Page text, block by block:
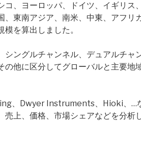
、ヨーロッパ、ドイツ、イギリス
東南アジア、南米、中東、アフリ
を算出しました。
ングルチャンネル、デュアルチャ
他に区分してグローバルと主要地
、Dwyer Instruments、Hioki、…
上、価格、市場シェアなどを分析